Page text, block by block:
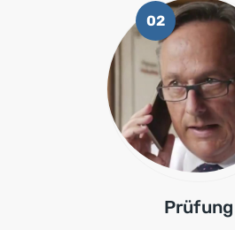
02
Prüfung